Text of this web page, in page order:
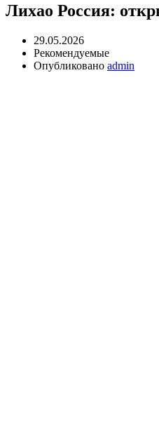
Лихао Россия:
29.05.2026
Рекомендуемые
Опубликовано admin